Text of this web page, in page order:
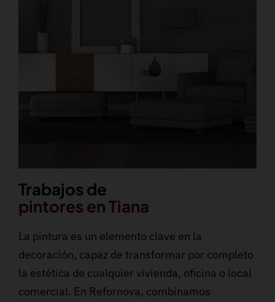
Trabajos de
pintores en Tiana
La pintura es un elemento clave en la
decoración, capaz de transformar por completo
la estética de cualquier vivienda, oficina o local
comercial. En Refornova, combinamos